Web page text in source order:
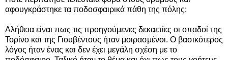
αφουγκράστηκε τα ποδοσφαιρικά πάθη της πόλης;
Αλήθεια είναι πως τις προηγούμενες δεκαετίες οι οπαδοί της
Τορίνο και της Γιουβέντους ήταν μοιρασμένοι. Ο βασικότερος
λόγος ήταν ένας και δεν έχει μεγάλη σχέση με το